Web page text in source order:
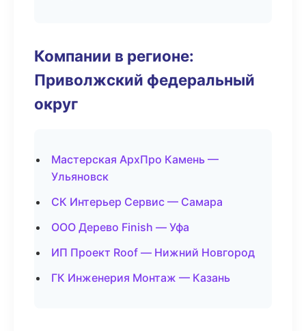
Компании в регионе:
Приволжский федеральный
округ
Мастерская АрхПро Камень —
Ульяновск
СК Интерьер Сервис — Самара
ООО Дерево Finish — Уфа
ИП Проект Roof — Нижний Новгород
ГК Инженерия Монтаж — Казань